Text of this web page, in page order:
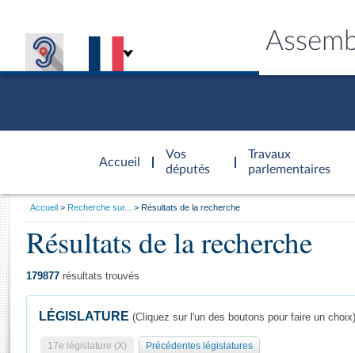
Accueil
d'accueil
Vos
députés
Travaux
parlementaires
Général
Vous
Accueil Recherche sur... Résultats de la recherche
Résultats de la recherche
179877 résultats trouvés
LÉGISLATURE (Cliquez sur l'un des boutons pour faire un choix)
17e législature (X) Précédentes législatures